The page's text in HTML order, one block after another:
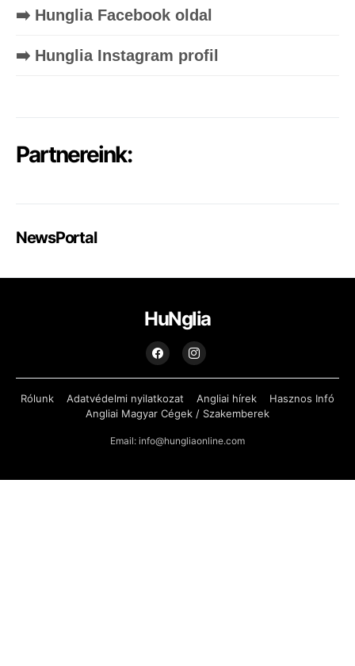
➡️ Hunglia Facebook oldal
➡️ Hunglia Instagram profil
Partnereink:
NewsPortal
HuNglia
Rólunk Adatvédelmi nyilatkozat Angliai hírek
Hasznos Infó
Angliai Magyar Cégek / Szakemberek
Email: info@hungliaonline.com